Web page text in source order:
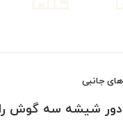
جانبی
شیشه سه گوش